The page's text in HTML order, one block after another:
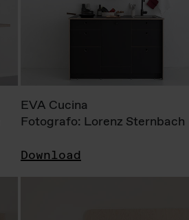
EVA Cucina
Fotografo: Lorenz Sternbach
Download